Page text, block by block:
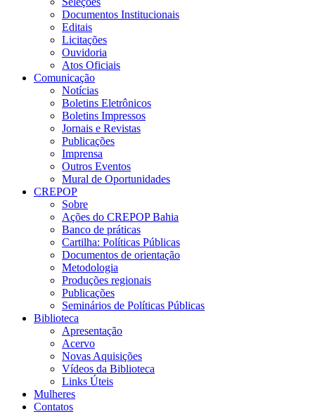
Documentos Institucionais
Editais
Licitações
Ouvidoria
Atos Oficiais
Comunicação
Notícias
Boletins Eletrônicos
Boletins Impressos
Jornais e Revistas
Publicações
Imprensa
Outros Eventos
Mural de Oportunidades
CREPOP
Sobre
Ações do CREPOP Bahia
Banco de práticas
Cartilha: Políticas Públicas
Documentos de orientação
Metodologia
Produções regionais
Publicações
Seminários de Políticas Públicas
Biblioteca
Apresentação
Acervo
Novas Aquisições
Vídeos da Biblioteca
Links Úteis
Mulheres
Contatos